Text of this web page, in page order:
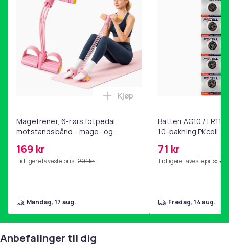
Pakken inkluderer:
Skjermbeskyttelsesfilm x2
Alkoholpute x2
Støvfjerningsklistremerke x2
Lærboks x1
Artikkel nr.
05162402-e17e-50e7-82b0-589341d4e477
Produktsikkerhetsinformasjon
Magetrener, 6-rørs fotpedal
motstandsbånd - mage- og
hjemmegymnastikk Pink
169 kr
Tidligere laveste pris: 201 kr
Legg Magetrener, 6-rørs
Kjøp
mandag, 17 aug.
Batteri AG10 /
10-pakning PKcell
71 kr
Tidligere laveste pris: 76
fredag, 14 aug.
Anbefalinger til dig